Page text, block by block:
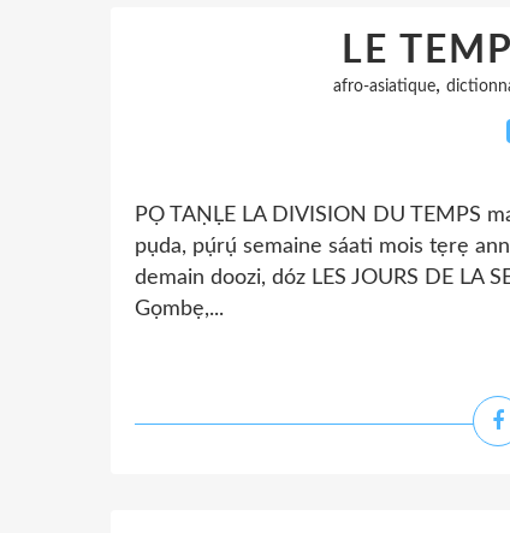
LE
afro-asiatique,
PỌ TAṆḶE LA DIVISION DU TEMPS
pụda, pụ́rụ́ semaine sáati mois tẹrẹ
demain doozi, dóz LES JOURS DE LA
Gọmbẹ,...